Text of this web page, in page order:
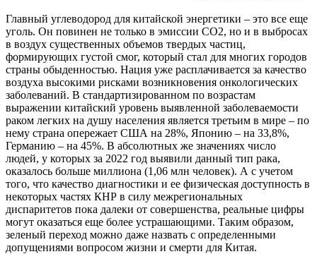
Главный углеводород для китайской энергетики – это все еще
уголь. Он повинен не только в эмиссии CO2, но и в выбросах
в воздух существенных объемов твердых частиц,
формирующих густой смог, который стал для многих городов
страны обыденностью. Нация уже расплачивается за качество
воздуха высокими рисками возникновения онкологических
заболеваний. В стандартизированном по возрастам
выражении китайский уровень выявленной заболеваемости
раком легких на душу населения является третьим в мире – по
нему страна опережает США на 28%, Японию – на 33,8%,
Германию – на 45%. В абсолютных же значениях число
людей, у которых за 2022 год выявили данный тип рака,
оказалось больше миллиона (1,06 млн человек). А с учетом
того, что качество диагностики и ее физическая доступность в
некоторых частях КНР в силу межрегиональных
диспаритетов пока далеки от совершенства, реальные цифры
могут оказаться еще более устрашающими. Таким образом,
зеленый переход можно даже назвать с определенными
допущениями вопросом жизни и смерти для Китая.